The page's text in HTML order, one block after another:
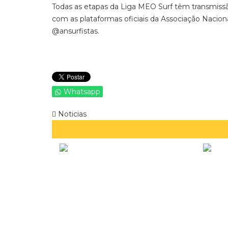
Todas as etapas da Liga MEO Surf têm
com as plataformas oficiais da Associação
@ansurfistas.
Whatsapp
Noticias